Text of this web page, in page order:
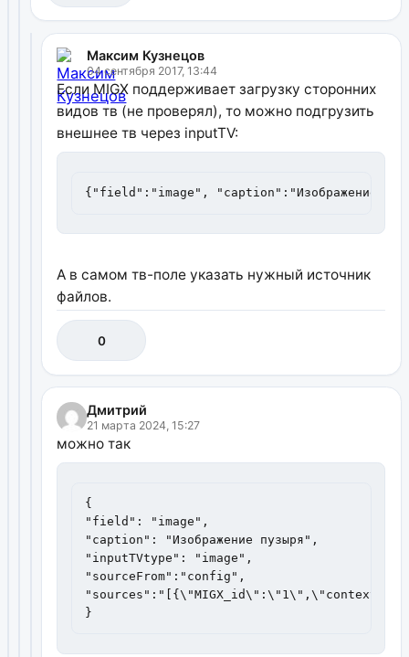
Максим Кузнецов
04 сентября 2017, 13:44
Если MIGX поддерживает загрузку сторонних
видов тв (не проверял), то можно подгрузить
внешнее тв через inputTV:
{"field":"image", "caption":"Изображение",
А в самом тв-поле указать нужный источник
файлов.
0
Дмитрий
21 марта 2024, 15:27
можно так
{
"field": "image",
"caption": "Изображение пузыря",
"inputTVtype": "image",
"sourceFrom":"config",
}